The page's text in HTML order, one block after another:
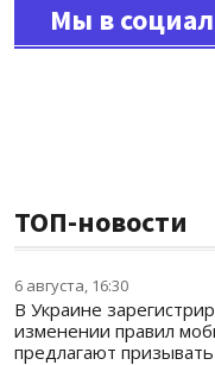
Мы в
ТОП-новости
6 августа, 16:30
В Украине
изменении правил
предлагают